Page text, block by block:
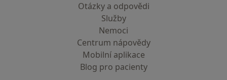
Otázky a odpovědi
Služby
Nemoci
Centrum nápovědy
Mobilní aplikace
Blog pro pacienty